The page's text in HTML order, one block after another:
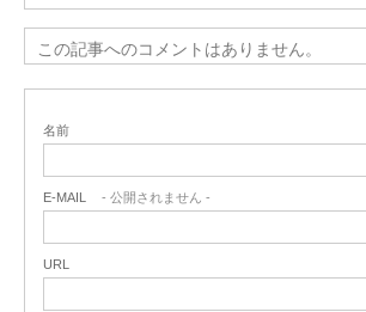
この記事へのコメントはありません。
名前
E-MAIL - 公開されません -
URL